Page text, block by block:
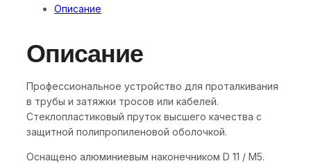
Описание
Описание
Профессиональное устройство для проталкивания
в трубы и затяжки тросов или кабелей.
Стеклопластиковый пруток высшего качества с
защитной полипропиленовой оболочкой.
Оснащено алюминиевым наконечником D 11 / M5.